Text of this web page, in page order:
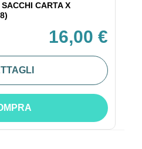
CARTA X
16,00 €